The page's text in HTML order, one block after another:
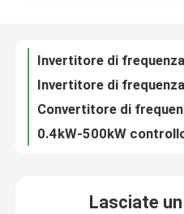
Controllo della qualità
Contattaci
Lasciate